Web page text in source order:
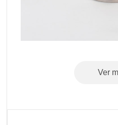
Ver